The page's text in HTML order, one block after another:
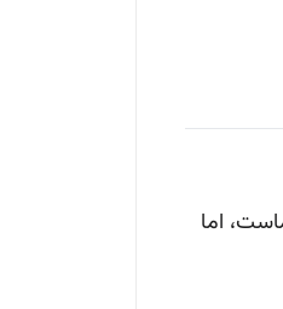
اما